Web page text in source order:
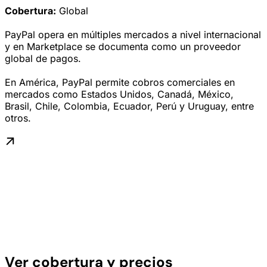
Cobertura: Global
PayPal opera en múltiples mercados a nivel internacional
y en Marketplace se documenta como un proveedor
global de pagos.
En América, PayPal permite cobros comerciales en
mercados como Estados Unidos, Canadá, México,
Brasil, Chile, Colombia, Ecuador, Perú y Uruguay, entre
otros.
Ver cobertura y precios